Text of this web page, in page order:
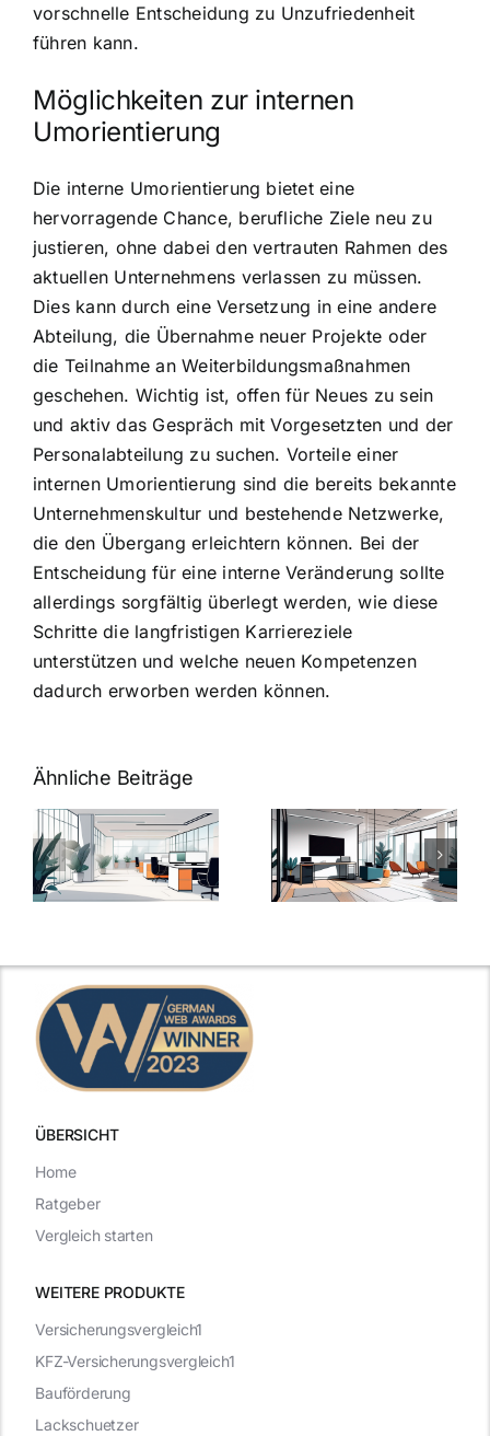
vorschnelle Entscheidung zu Unzufriedenheit
führen kann.
Möglichkeiten zur internen
Umorientierung
Die interne Umorientierung bietet eine
hervorragende Chance, berufliche Ziele neu zu
justieren, ohne dabei den vertrauten Rahmen des
aktuellen Unternehmens verlassen zu müssen.
Dies kann durch eine Versetzung in eine andere
Abteilung, die Übernahme neuer Projekte oder
die Teilnahme an Weiterbildungsmaßnahmen
geschehen. Wichtig ist, offen für Neues zu sein
und aktiv das Gespräch mit Vorgesetzten und der
Personalabteilung zu suchen. Vorteile einer
internen Umorientierung sind die bereits bekannte
Unternehmenskultur und bestehende Netzwerke,
die den Übergang erleichtern können. Bei der
Entscheidung für eine interne Veränderung sollte
allerdings sorgfältig überlegt werden, wie diese
Schritte die langfristigen Karriereziele
unterstützen und welche neuen Kompetenzen
dadurch erworben werden können.
Ähnliche Beiträge
Arbeitgeber-
Zusatzleistungen:
5
inspirierende
Warum
bei
Arbeitgebern
ÜBERSICHT
WEITERE PRODUKTE
Versicherungsvergleich1
KFZ-Versicherungsvergleich1
Bauförderung
Lackschuetzer
Home
Ratgeber
Vergleich starten